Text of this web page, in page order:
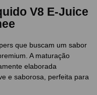
V8 E-Juice
que buscam um sabor
A maturação
elaborada
e saborosa, perfeita para